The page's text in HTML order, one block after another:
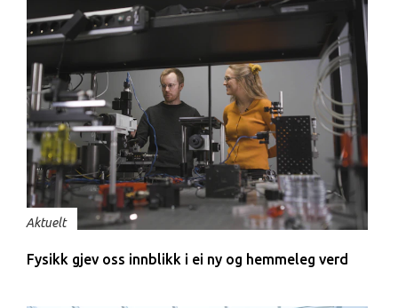
Aktuelt
Fysikk gjev oss innblikk i ei ny og hemmeleg verd